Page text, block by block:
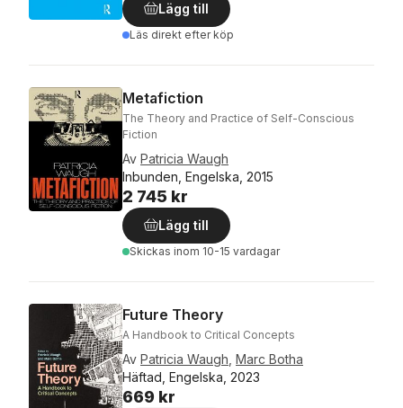
Lägg till
Läs direkt efter köp
Metafiction
The Theory and Practice of Self-Conscious
Fiction
Av Patricia Waugh
Inbunden, Engelska, 2015
2 745 kr
Lägg till
Skickas inom 10-15 vardagar
Future Theory
A Handbook to Critical Concepts
Av Patricia Waugh Marc Botha
Häftad, Engelska, 2023
669 kr